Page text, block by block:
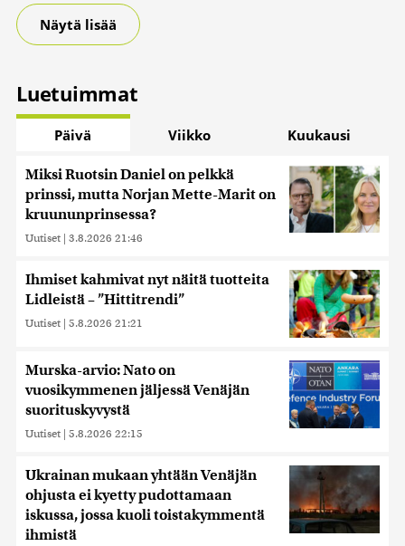
Näytä lisää
Luetuimmat
Päivä Viikko Kuukausi
Miksi Ruotsin Daniel on pelkkä
prinssi, mutta Norjan Mette-Marit on
kruununprinsessa?
Uutiset | 3.8.2026 21:46
Ihmiset kahmivat nyt näitä tuotteita
Lidleistä – ”Hittitrendi”
Uutiset | 5.8.2026 21:21
Murska-arvio: Nato on
vuosikymmenen jäljessä Venäjän
suorituskyvystä
Uutiset | 5.8.2026 22:15
Ukrainan mukaan yhtään Venäjän
ohjusta ei kyetty pudottamaan
iskussa, jossa kuoli toistakymmentä
ihmistä